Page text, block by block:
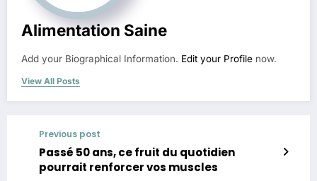
Alimentation Saine
Add your Biographical Information. Edit your Profile now.
View All Posts
Previous post
Passé 50 ans, ce fruit du quotidien
pourrait renforcer vos muscles